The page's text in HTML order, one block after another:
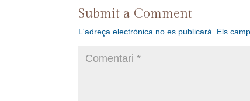
Submit a Comment
L'adreça electrònica no es publicarà. Els